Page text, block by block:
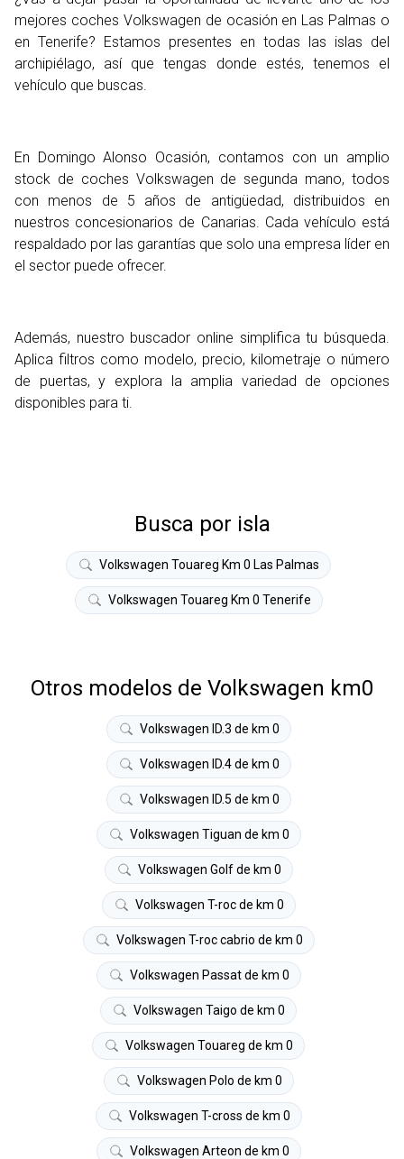
mejores coches Volkswagen de ocasión en Las Palmas o
en Tenerife? Estamos presentes en todas las islas del
archipiélago, así que tengas donde estés, tenemos el
vehículo que buscas.
En Domingo Alonso Ocasión, contamos con un amplio
stock de coches Volkswagen de segunda mano, todos
con menos de 5 años de antigüedad, distribuidos en
nuestros concesionarios de Canarias. Cada vehículo está
respaldado por las garantías que solo una empresa líder en
el sector puede ofrecer.
Además, nuestro buscador online simplifica tu búsqueda.
Aplica filtros como modelo, precio, kilometraje o número
de puertas, y explora la amplia variedad de opciones
disponibles para ti.
Busca por isla
Volkswagen Touareg Km 0 Las Palmas
Volkswagen Touareg Km 0 Tenerife
Otros modelos de Volkswagen km0
Volkswagen ID.3 de km 0
Volkswagen ID.4 de km 0
Volkswagen ID.5 de km 0
Volkswagen Tiguan de km 0
Volkswagen Golf de km 0
Volkswagen T-roc de km 0
Volkswagen T-roc cabrio de km 0
Volkswagen Passat de km 0
Volkswagen Taigo de km 0
Volkswagen Touareg de km 0
Volkswagen Polo de km 0
Volkswagen T-cross de km 0
Volkswagen Arteon de km 0